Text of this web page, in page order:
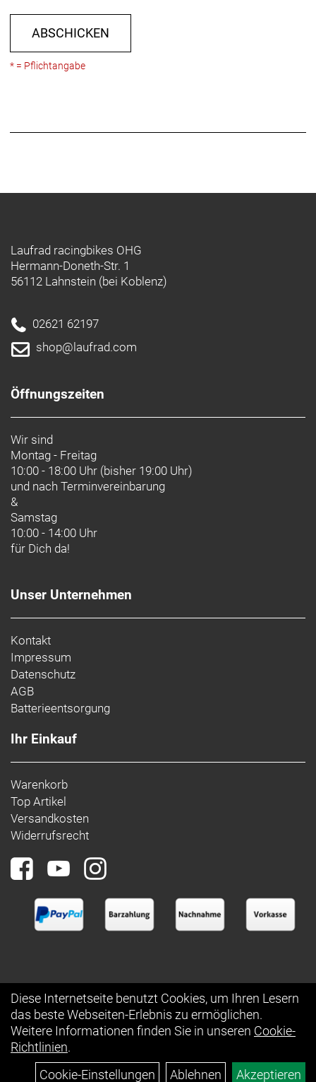
ABSCHICKEN
* = Pflichtangabe
Laufrad racingbikes OHG
Hermann-Doneth-Str. 1
56112 Lahnstein (bei Koblenz)
02621 62197
shop@laufrad.com
Öffnungszeiten
Wir sind
Montag - Freitag
10:00 - 18:00 Uhr (bisher 19:00 Uhr)
und nach Terminvereinbarung
&
Samstag
10:00 - 14:00 Uhr
für Dich da!
Unser Unternehmen
Kontakt
Impressum
Datenschutz
AGB
Batterieentsorgung
Ihr Einkauf
Warenkorb
Top Artikel
Versandkosten
Widerrufsrecht
Diese Internetseite benutzt Cookies, um Ihren Lesern
das beste Webseiten-Erlebnis zu ermöglichen.
Weitere Informationen finden Sie in unseren Cookie-
Richtlinien.
Cookie-Einstellungen
Ablehnen Akzeptieren
Auftrag widerrufen